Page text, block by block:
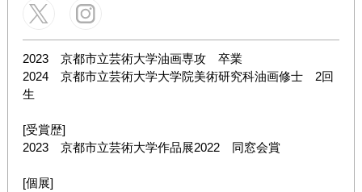
2023　京都市立芸術大学油画専攻　卒業
2024　京都市立芸術大学大学院美術研究科油画修士　2回
生
[受賞歴]
2023　京都市立芸術大学作品展2022　同窓会賞
[個展]